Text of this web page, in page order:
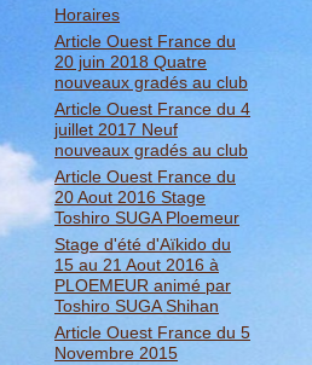
Horaires
Article Ouest France du
20 juin 2018 Quatre
nouveaux gradés au club
Article Ouest France du 4
juillet 2017 Neuf
nouveaux gradés au club
Article Ouest France du
20 Aout 2016 Stage
Toshiro SUGA Ploemeur
Stage d'été d'Aïkido du
15 au 21 Aout 2016 à
PLOEMEUR animé par
Toshiro SUGA Shihan
Article Ouest France du 5
Novembre 2015